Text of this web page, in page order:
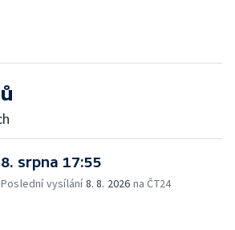
8. srpna 17:55
Poslední vysílání8. 8. 2026 na ČT24